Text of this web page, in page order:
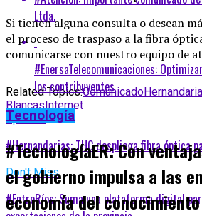
Si tienen alguna consulta o desean
el proceso de traspaso a la fibra
comunicarse con nuestro equipo de
Related Topics:Comunicado
BlancasInternet
Up Next
#Hernandarias: THC despliega fibra óptica
Don't Miss
#EntreRíos: Suma una plataforma digital
Ltda.
#EnersaTelecomunicaciones:
los contribuyentes
Tecnología
#TecnologíaER: Con
el gobierno impulsa a las
economía del conocimiento